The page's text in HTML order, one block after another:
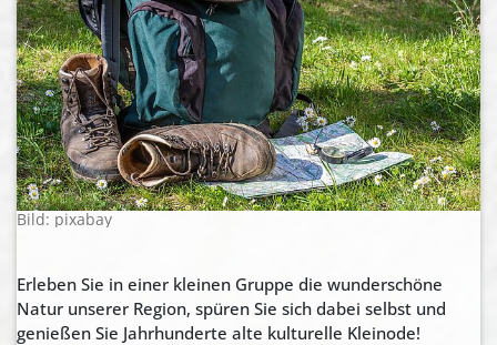
Bild: pixabay
Erleben Sie in einer kleinen Gruppe die wunderschöne
Natur unserer Region, spüren Sie sich dabei selbst und
genießen Sie Jahrhunderte alte kulturelle Kleinode!